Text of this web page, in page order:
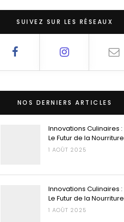
SUIVEZ SUR LES RÉSEAUX
NOS DERNIERS ARTICLES
Innovations Culinaires :
Le Futur de la Nourriture
1 AOÛT 2025
Innovations Culinaires :
Le Futur de la Nourriture
1 AOÛT 2025